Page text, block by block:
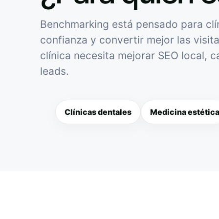
Benchmarking está pensado para
confianza y convertir mejor las
clínica necesita mejorar SEO local,
leads.
Clínicas dentales Medicina estética